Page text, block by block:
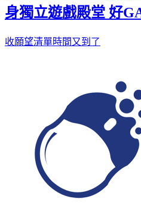
身獨立遊戲殿堂 好
收願望清單時間又到了